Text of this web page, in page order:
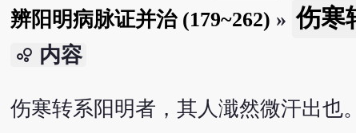
辨阳明病脉证并治 (179~262) » 伤寒
bubble_chart 内容
伤寒转系阳明者，其人濈然微汗出也。